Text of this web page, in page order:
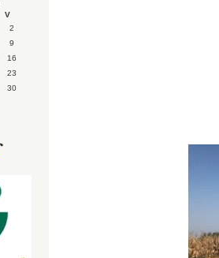
V
2
9
16
23
30